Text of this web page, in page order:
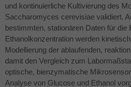
und kontinuierliche Kultivierung des
Saccharomyces cerevisiae validiert.
bestimmten, stationären Daten für
Ethanolkonzentration werden
Modellierung der ablaufenden,
damit den Vergleich zum
optische, bienzymatische
Analyse von Glucose und Ethanol